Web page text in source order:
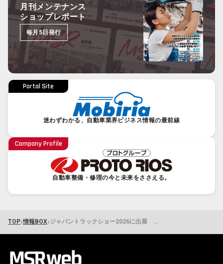
月刊メンテナンス
ショップレポート
毎月5日発行
Portal Site
迷わずわかる、自動車業界ビジネス情報の最前線
Company Profile
自動車整備・修理の今と未来をささえる。
TOP›情報BOX› ジャパントラックショー2026に出展 事業者の抱える課題を解決する半歩先の大型車整備機器を提案 安全自動車